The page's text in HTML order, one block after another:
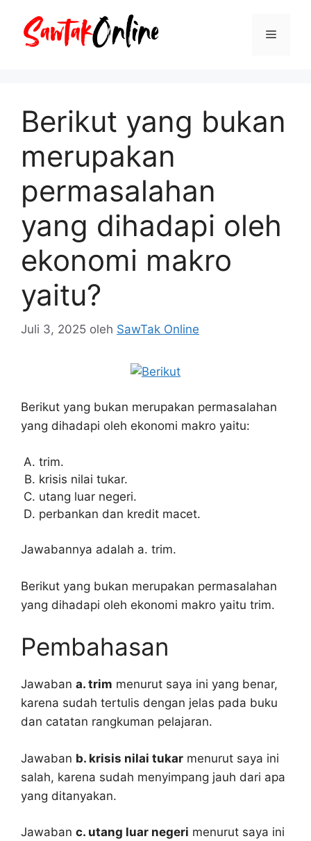
Menu
Berikut yang bukan
merupakan
permasalahan
yang dihadapi oleh
ekonomi makro
yaitu?
Juli 3, 2025 oleh SawTak Online
Berikut yang bukan merupakan permasalahan
yang dihadapi oleh ekonomi makro yaitu:
trim.
krisis nilai tukar.
utang luar negeri.
perbankan dan kredit macet.
Jawabannya adalah a. trim.
Berikut yang bukan merupakan permasalahan
yang dihadapi oleh ekonomi makro yaitu trim.
Pembahasan
Jawaban a. trim menurut saya ini yang benar,
karena sudah tertulis dengan jelas pada buku
dan catatan rangkuman pelajaran.
Jawaban b. krisis nilai tukar menurut saya ini
salah, karena sudah menyimpang jauh dari apa
yang ditanyakan.
Jawaban c. utang luar negeri menurut saya ini